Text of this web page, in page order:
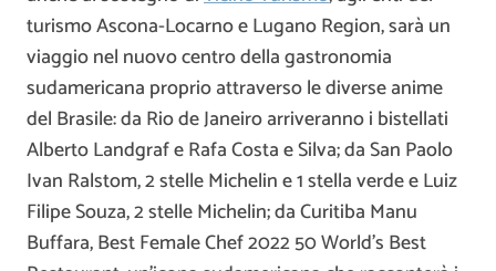
turismo Ascona-Locarno e Lugano Region, sarà un
viaggio nel nuovo centro della gastronomia
sudamericana proprio attraverso le diverse anime
del Brasile: da Rio de Janeiro arriveranno i bistellati
Alberto Landgraf e Rafa Costa e Silva; da San Paolo
Ivan Ralstom, 2 stelle Michelin e 1 stella verde e Luiz
Filipe Souza, 2 stelle Michelin; da Curitiba Manu
Buffara, Best Female Chef 2022 50 World’s Best